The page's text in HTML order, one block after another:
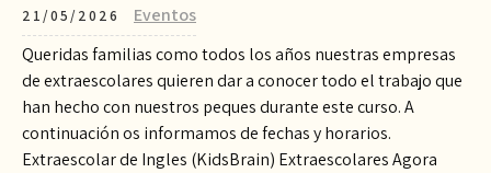
21/05/2026
Eventos
Queridas familias como todos los años nuestras empresas
de extraescolares quieren dar a conocer todo el trabajo que
han hecho con nuestros peques durante este curso. A
continuación os informamos de fechas y horarios.
Extraescolar de Ingles (KidsBrain) Extraescolares Agora